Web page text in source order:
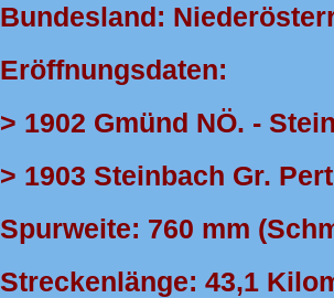
Bundesland:
Eröffnungsdaten:
> 1902 Gmünd NÖ. -
> 1903 Steinbach Gr.
Spurweite: 760 mm
Streckenlänge: 43,1